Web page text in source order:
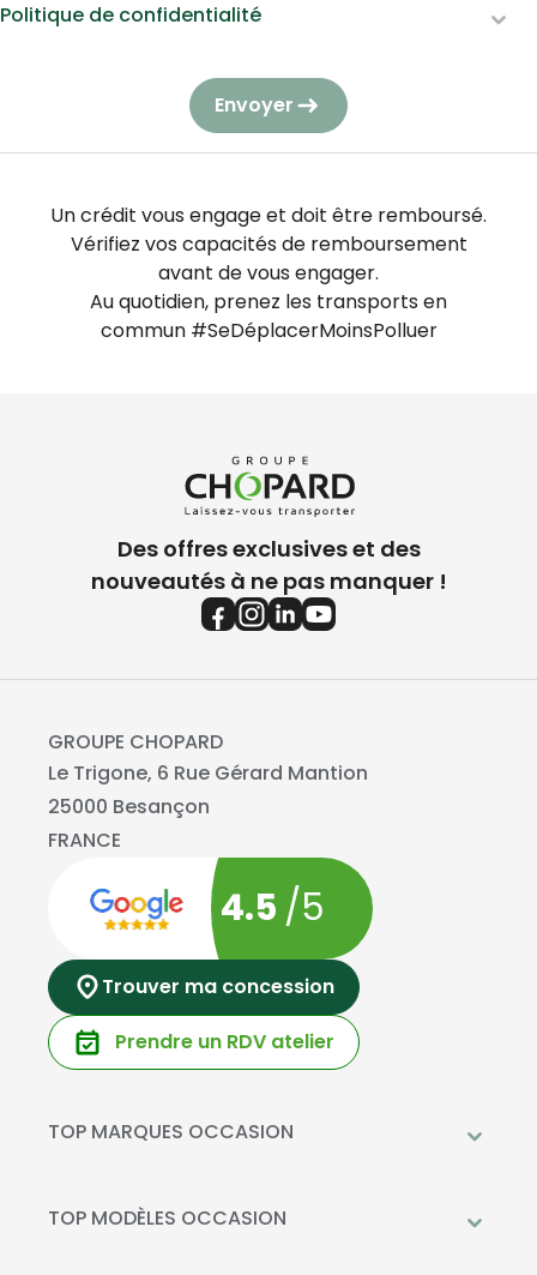
Politique de confidentialité
Nous respectons vos données personnelles : elles seront
utilisées et traitées conformément à notre
politique de confidentialitéen respectant la
réglementation en vigueur en matière de protection des
En application de l’article L223-2 du Code de la
consommation, vous pouvez vous opposer à tout
moment à être démarché par téléphone, en vous
inscrivant gratuitement surhttps://www.bloctel.gouv.fr/.
Envoyer
Un crédit vous engage et doit être remboursé.
Vérifiez vos capacités de remboursement
avant de vous engager.
Au quotidien, prenez les transports en
commun #SeDéplacerMoinsPolluer
Des offres exclusives et des
nouveautés à ne pas manquer !
GROUPE CHOPARD
Le Trigone, 6 Rue Gérard Mantion
25000 Besançon
FRANCE
4.5 /5
Trouver ma concession
Prendre un RDV atelier
TOP MARQUES OCCASION
Mercedes-Benz
TOP MODÈLES OCCASION